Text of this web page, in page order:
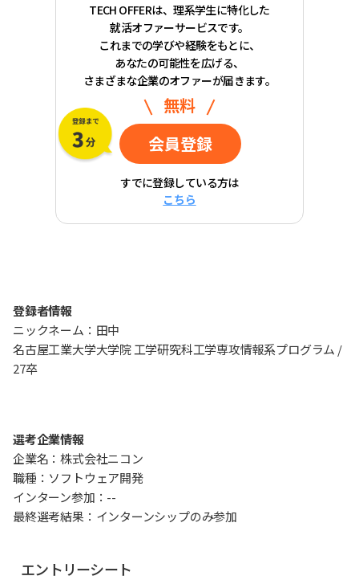
TECH OFFERは、理系学生に特化した
就活オファーサービスです。
これまでの学びや経験をもとに、
あなたの可能性を広げる、
さまざまな企業のオファーが届きます。
無料
会員登録
すでに登録している方は
こちら
登録者情報
ニックネーム：田中
名古屋工業大学大学院 工学研究科工学専攻情報系プログラム /
27卒
選考企業情報
企業名：株式会社ニコン
職種：ソフトウェア開発
インターン参加：--
最終選考結果：インターンシップのみ参加
エントリーシート